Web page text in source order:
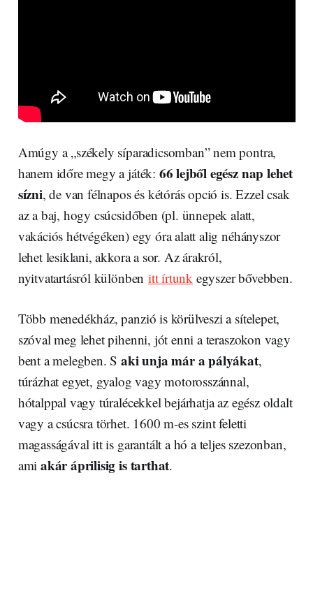
Amúgy a „székely síparadicsomban” nem pontra,
hanem időre megy a játék: 66 lejből egész nap lehet
sízni, de van félnapos és kétórás opció is. Ezzel csak
az a baj, hogy csúcsidőben (pl. ünnepek alatt,
vakációs hétvégéken) egy óra alatt alig néhányszor
lehet lesiklani, akkora a sor. Az árakról,
nyitvatartásról különben itt írtunk egyszer bővebben.
Több menedékház, panzió is körülveszi a sítelepet,
szóval meg lehet pihenni, jót enni a teraszokon vagy
bent a melegben. Saki unja már a pályákat,
túrázhat egyet, gyalog vagy motorosszánnal,
hótalppal vagy túralécekkel bejárhatja az egész oldalt
vagy a csúcsra törhet. 1600 m-es szint feletti
magasságával itt is garantált a hó a teljes szezonban,
ami akár áprilisig is tarthat.